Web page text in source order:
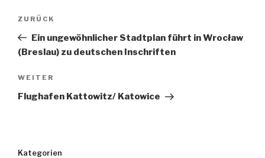
Vorheriger
Beitrag
ZURÜCK
Ein ungewöhnlicher Stadtplan führt in Wrocław
(Breslau) zu deutschen Inschriften
Nächster
Beitrag
WEITER
Flughafen Kattowitz/ Katowice
Kategorien